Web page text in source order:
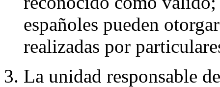
españoles pueden
realizadas por
La unidad responsable